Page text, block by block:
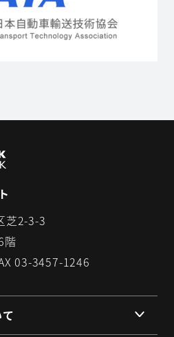
芝2-3-3
階
03-3457-1246